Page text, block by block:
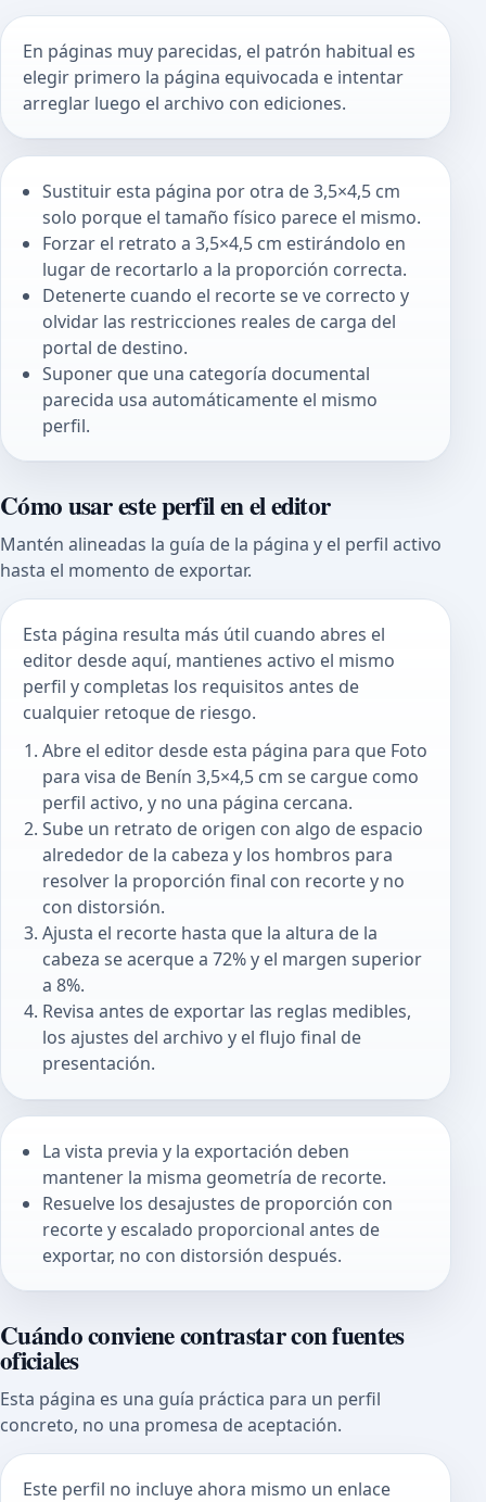
En páginas muy parecidas, el patrón habitual es
elegir primero la página equivocada e intentar
arreglar luego el archivo con ediciones.
Sustituir esta página por otra de 3,5×4,5 cm
solo porque el tamaño físico parece el mismo.
Forzar el retrato a 3,5×4,5 cm estirándolo en
lugar de recortarlo a la proporción correcta.
Detenerte cuando el recorte se ve correcto y
olvidar las restricciones reales de carga del
portal de destino.
Suponer que una categoría documental
parecida usa automáticamente el mismo
perfil.
Cómo usar este perfil en el editor
Mantén alineadas la guía de la página y el perfil activo
hasta el momento de exportar.
Esta página resulta más útil cuando abres el
editor desde aquí, mantienes activo el mismo
perfil y completas los requisitos antes de
cualquier retoque de riesgo.
Abre el editor desde esta página para que Foto
para visa de Benín 3,5×4,5 cm se cargue como
perfil activo, y no una página cercana.
Sube un retrato de origen con algo de espacio
alrededor de la cabeza y los hombros para
resolver la proporción final con recorte y no
con distorsión.
Ajusta el recorte hasta que la altura de la
cabeza se acerque a 72% y el margen superior
a 8%.
Revisa antes de exportar las reglas medibles,
los ajustes del archivo y el flujo final de
presentación.
La vista previa y la exportación deben
mantener la misma geometría de recorte.
Resuelve los desajustes de proporción con
recorte y escalado proporcional antes de
exportar, no con distorsión después.
Cuándo conviene contrastar con fuentes
oficiales
Esta página es una guía práctica para un perfil
concreto, no una promesa de aceptación.
Este perfil no incluye ahora mismo un enlace